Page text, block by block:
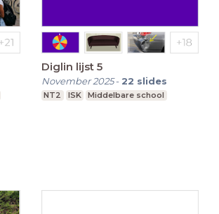
Diglin lijst 5
November 2025- 22 slides
NT2 ISK Middelbare school